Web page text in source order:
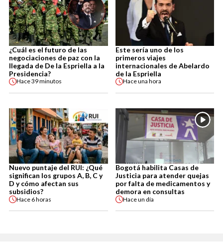
¿Cuál es el futuro de las
negociaciones de paz con la
llegada de De la Espriella a la
Presidencia?
Hace39 minutos
Este sería uno de los
primeros viajes
internacionales de Abelardo
de la Espriella
Haceuna hora
Nuevo puntaje del RUI: ¿Qué
significan los grupos A, B, C y
D y cómo afectan sus
subsidios?
Hace 6 horas
Bogotá habilita Casas de
Justicia para atender quejas
por falta de medicamentos y
demora en consultas
Haceun día